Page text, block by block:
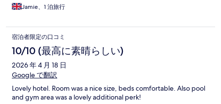
Jamie、1 泊旅行
宿泊者限定の口コミ
10/10 (最高に素晴らしい)
2026 年 4 月 18 日
Google で翻訳
Lovely hotel. Room was a nice size, beds comfortable. Also pool
and gym area was a lovely additional perk!